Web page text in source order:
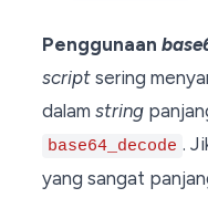
Penggunaan
scriptsering
dalam string
base64_decode .
yang sangat